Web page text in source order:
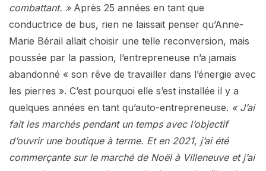
combattant. »Après 25 années en tant que
conductrice de bus, rien ne laissait penser qu’Anne-
Marie Bérail allait choisir une telle reconversion, mais
poussée par la passion, l’entrepreneuse n’a jamais
abandonné « son rêve de travailler dans l’énergie avec
les pierres ». C’est pourquoi elle s’est installée il y a
quelques années en tant qu’auto-entrepreneuse. « J’ai
fait les marchés pendant un temps avec l’objectif
d’ouvrir une boutique à terme. Et en 2021, j’ai été
commerçante sur le marché de Noël à Villeneuve et j’ai